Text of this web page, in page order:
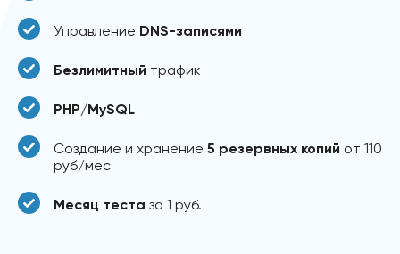
Управление DNS-записями
Безлимитный трафик
PHP/MySQL
Создание и хранение 5 резервных копий от 110
руб/мес
Месяц теста за 1 руб.